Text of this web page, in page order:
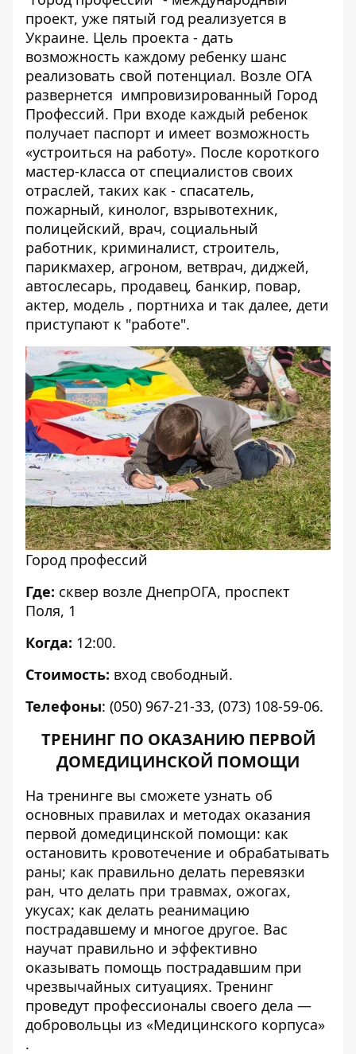
проект, уже пятый год реализуется в
Украине. Цель проекта - дать
возможность каждому ребенку шанс
реализовать свой потенциал. Возле ОГА
развернется импровизированный Город
Профессий. При входе каждый ребенок
получает паспорт и имеет возможность
«устроиться на работу». После короткого
мастер-класса от специалистов своих
отраслей, таких как - спасатель,
пожарный, кинолог, взрывотехник,
полицейский, врач, социальный
работник, криминалист, строитель,
парикмахер, агроном, ветврач, диджей,
автослесарь, продавец, банкир, повар,
актер, модель , портниха и так далее, дети
приступают к "работе".
Город профессий
Где: сквер возле ДнепрОГА, проспект
Поля, 1
Когда: 12:00.
Стоимость: вход свободный.
Телефоны: (050) 967-21-33, (073) 108-59-06.
ТРЕНИНГ ПО ОКАЗАНИЮ ПЕРВОЙ
ДОМЕДИЦИНСКОЙ ПОМОЩИ
На тренинге вы сможете узнать об
основных правилах и методах оказания
первой домедицинской помощи: как
остановить кровотечение и обрабатывать
раны; как правильно делать перевязки
ран, что делать при травмах, ожогах,
укусах; как делать реанимацию
пострадавшему и многое другое. Вас
научат правильно и эффективно
оказывать помощь пострадавшим при
чрезвычайных ситуациях. Тренинг
проведут профессионалы своего дела —
добровольцы из «Медицинского корпуса»
.